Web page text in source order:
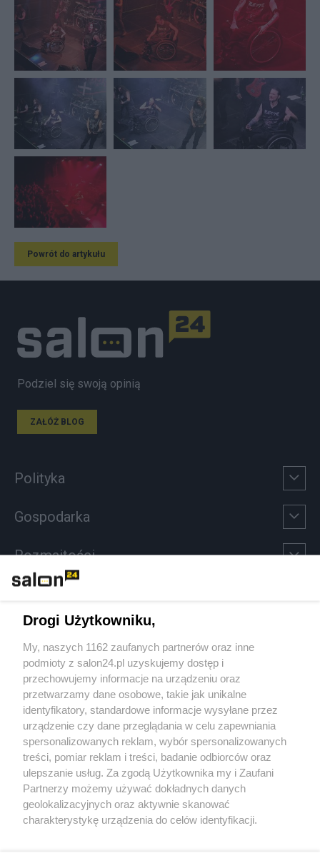
Powrót do artykułu
Podziel się swoją opinią
ZAŁÓŻ BLOG
Polityka
Gospodarka
Rozmaitości
Sport
Społeczeństwo
Kultura
X Facebook Instagram Youtube
Drogi Użytkowniku,
My, naszych 1162 zaufanych partnerów oraz inne
podmioty z salon24.pl uzyskujemy dostęp i
przechowujemy informacje na urządzeniu oraz
przetwarzamy dane osobowe, takie jak unikalne
identyfikatory, standardowe informacje wysyłane przez
urządzenie czy dane przeglądania w celu zapewniania
spersonalizowanych reklam, wybór spersonalizowanych
treści, pomiar reklam i treści, badanie odbiorców oraz
ulepszanie usług. Za zgodą Użytkownika my i Zaufani
Partnerzy możemy używać dokładnych danych
geolokalizacyjnych oraz aktywnie skanować
charakterystykę urządzenia do celów identyfikacji.